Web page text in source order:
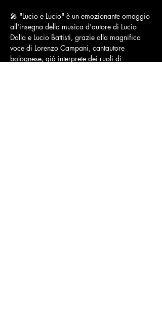
🎤 "Lucio e Lucio" è un emozionante omaggio
all'insegna della musica d'autore di Lucio
Dalla e Lucio Battisti, grazie alla magnifica
voce di Lorenzo Campani, cantautore
bolognese, già interprete dei ruoli di